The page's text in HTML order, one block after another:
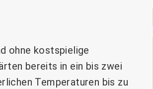
ohne kostspielige
bereits in ein bis zwei
Temperaturen bis zu